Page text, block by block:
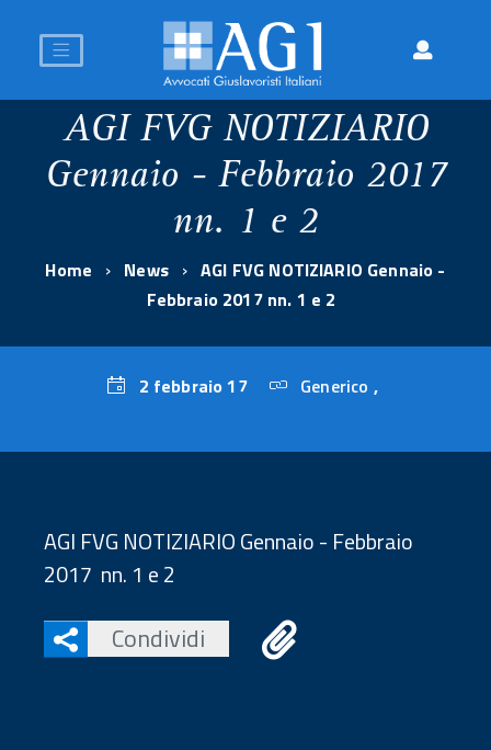
AGI FVG NOTIZIARIO
Gennaio - Febbraio 2017
nn. 1 e 2
Home News
AGI FVG NOTIZIARIO Gennaio -
Febbraio 2017 nn. 1 e 2
2 febbraio 17
17
Generico ,
AGI FVG NOTIZIARIO Gennaio - Febbraio
2017 nn. 1 e 2
Condividi